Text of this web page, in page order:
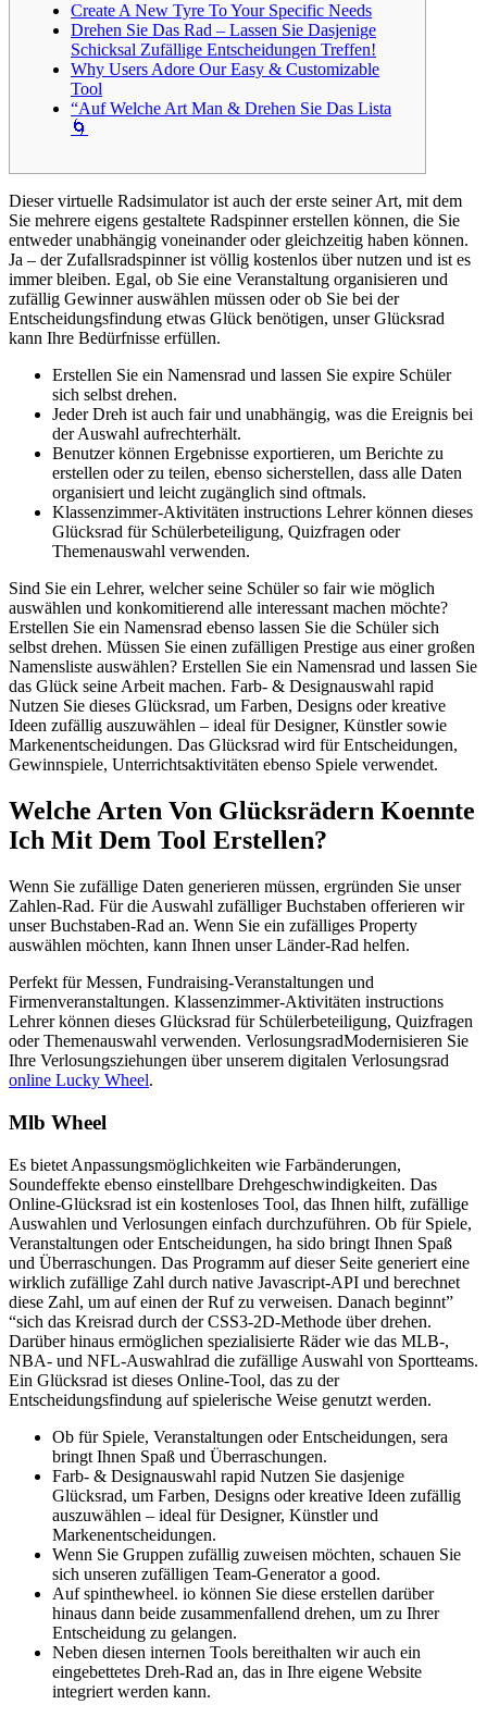
Create A New Tyre To Your Specific Needs
Drehen Sie Das Rad – Lassen Sie Dasjenige
Schicksal Zufällige Entscheidungen Treffen!
Why Users Adore Our Easy & Customizable
Tool
“Auf Welche Art Man & Drehen Sie Das Lista
🌀
Dieser virtuelle Radsimulator ist auch der erste seiner Art, mit dem
Sie mehrere eigens gestaltete Radspinner erstellen können, die Sie
entweder unabhängig voneinander oder gleichzeitig haben können.
Ja – der Zufallsradspinner ist völlig kostenlos über nutzen und ist es
immer bleiben. Egal, ob Sie eine Veranstaltung organisieren und
zufällig Gewinner auswählen müssen oder ob Sie bei der
Entscheidungsfindung etwas Glück benötigen, unser Glücksrad
kann Ihre Bedürfnisse erfüllen.
Erstellen Sie ein Namensrad und lassen Sie expire Schüler
sich selbst drehen.
Jeder Dreh ist auch fair und unabhängig, was die Ereignis bei
der Auswahl aufrechterhält.
Benutzer können Ergebnisse exportieren, um Berichte zu
erstellen oder zu teilen, ebenso sicherstellen, dass alle Daten
organisiert und leicht zugänglich sind oftmals.
Klassenzimmer-Aktivitäten instructions Lehrer können dieses
Glücksrad für Schülerbeteiligung, Quizfragen oder
Themenauswahl verwenden.
Sind Sie ein Lehrer, welcher seine Schüler so fair wie möglich
auswählen und konkomitierend alle interessant machen möchte?
Erstellen Sie ein Namensrad ebenso lassen Sie die Schüler sich
selbst drehen. Müssen Sie einen zufälligen Prestige aus einer großen
Namensliste auswählen? Erstellen Sie ein Namensrad und lassen Sie
das Glück seine Arbeit machen. Farb- & Designauswahl rapid
Nutzen Sie dieses Glücksrad, um Farben, Designs oder kreative
Ideen zufällig auszuwählen – ideal für Designer, Künstler sowie
Markenentscheidungen. Das Glücksrad wird für Entscheidungen,
Gewinnspiele, Unterrichtsaktivitäten ebenso Spiele verwendet.
Welche Arten Von Glücksrädern Koennte
Ich Mit Dem Tool Erstellen?
Wenn Sie zufällige Daten generieren müssen, ergründen Sie unser
Zahlen-Rad. Für die Auswahl zufälliger Buchstaben offerieren wir
unser Buchstaben-Rad an. Wenn Sie ein zufälliges Property
auswählen möchten, kann Ihnen unser Länder-Rad helfen.
Perfekt für Messen, Fundraising-Veranstaltungen und
Firmenveranstaltungen. Klassenzimmer-Aktivitäten instructions
Lehrer können dieses Glücksrad für Schülerbeteiligung, Quizfragen
oder Themenauswahl verwenden. VerlosungsradModernisieren Sie
Ihre Verlosungsziehungen über unserem digitalen Verlosungsrad
online Lucky Wheel.
Mlb Wheel
Es bietet Anpassungsmöglichkeiten wie Farbänderungen,
Soundeffekte ebenso einstellbare Drehgeschwindigkeiten. Das
Online-Glücksrad ist ein kostenloses Tool, das Ihnen hilft, zufällige
Auswahlen und Verlosungen einfach durchzuführen. Ob für Spiele,
Veranstaltungen oder Entscheidungen, ha sido bringt Ihnen Spaß
und Überraschungen. Das Programm auf dieser Seite generiert eine
wirklich zufällige Zahl durch native Javascript-API und berechnet
diese Zahl, um auf einen der Ruf zu verweisen. Danach beginnt”
“sich das Kreisrad durch der CSS3-2D-Methode über drehen.
Darüber hinaus ermöglichen spezialisierte Räder wie das MLB-,
NBA- und NFL-Auswahlrad die zufällige Auswahl von Sportteams.
Ein Glücksrad ist dieses Online-Tool, das zu der
Entscheidungsfindung auf spielerische Weise genutzt werden.
Ob für Spiele, Veranstaltungen oder Entscheidungen, sera
bringt Ihnen Spaß und Überraschungen.
Farb- & Designauswahl rapid Nutzen Sie dasjenige
Glücksrad, um Farben, Designs oder kreative Ideen zufällig
auszuwählen – ideal für Designer, Künstler und
Markenentscheidungen.
Wenn Sie Gruppen zufällig zuweisen möchten, schauen Sie
sich unseren zufälligen Team-Generator a good.
Auf spinthewheel. io können Sie diese erstellen darüber
hinaus dann beide zusammenfallend drehen, um zu Ihrer
Entscheidung zu gelangen.
Neben diesen internen Tools bereithalten wir auch ein
eingebettetes Dreh-Rad an, das in Ihre eigene Website
integriert werden kann.